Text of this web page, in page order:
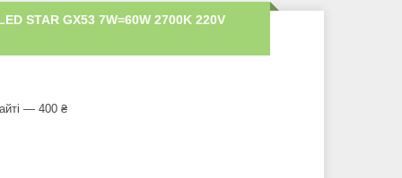
STAR GX53 7W=60W 2700K 220V
— 400 ₴